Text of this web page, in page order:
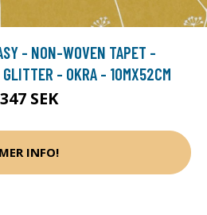
- NON-WOVEN TAPET -
GLITTER - OKRA - 10MX52CM
347 SEK
MER INFO!